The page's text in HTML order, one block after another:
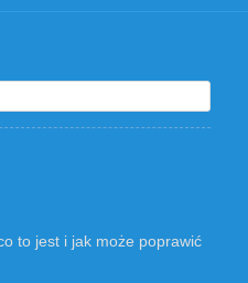
to jest i jak może poprawić